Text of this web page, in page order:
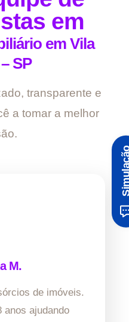
em
em Vila
SP
transparente e
a tomar a melhor
M.
de imóveis.
anos ajudando